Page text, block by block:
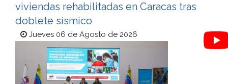
viviendas rehabilitadas en Caracas tras
doblete sísmico
Jueves 06 de Agosto de 2026